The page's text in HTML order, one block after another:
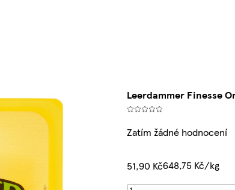
Leerdammer Finesse
Zatím žádné hodnocení
51,90 Kč648,75 Kč/kg